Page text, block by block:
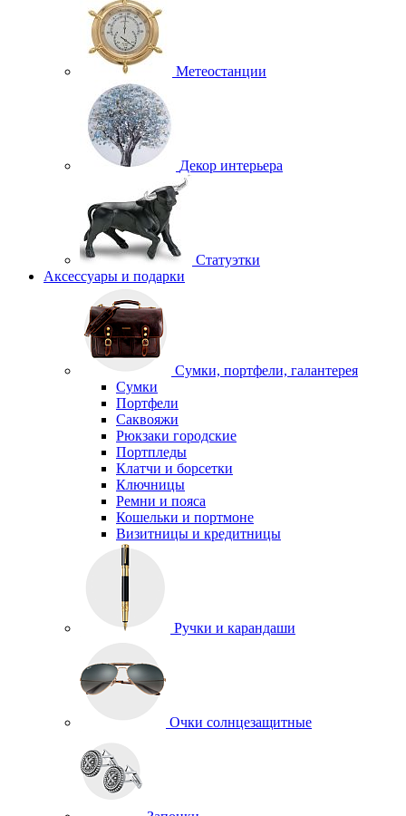
Метеостанции
Декор интерьера
Статуэтки
Аксессуары и подарки
Сумки, портфели, галантерея
Сумки
Портфели
Саквояжи
Рюкзаки городские
Портпледы
Клатчи и борсетки
Ключницы
Ремни и пояса
Кошельки и портмоне
Визитницы и кредитницы
Ручки и карандаши
Очки солнцезащитные